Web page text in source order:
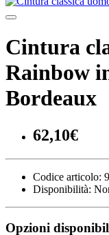
Cintura
Rainbow
Bordeaux
62,10€
Codice articolo:
Disponibilità:
Opzioni